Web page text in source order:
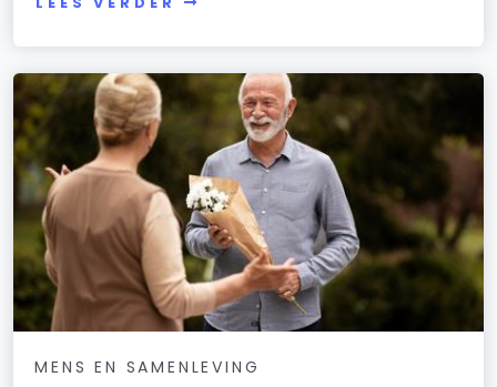
MENS EN SAMENLEVING